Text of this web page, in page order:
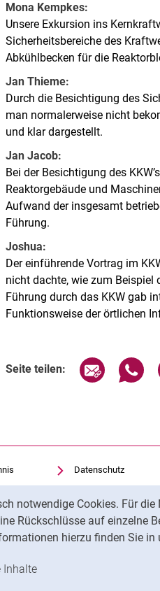
notwendige Cookies. Für
Rückschlüsse auf einzelne
hierzu finden Sie in
akzeptieren
Inhalte
Mona Kempkes:
Unsere Exkursion ins
Sicherheitsbereiche des
Abkühlbecken für die
Jan Thieme:
Durch die Besichtigung des
man normalerweise nicht
und klar dargestellt.
Jan Jacob:
Bei der Besichtigung des
Reaktorgebäude und
Aufwand der insgesamt
Führung.
Joshua:
Der einführende Vortrag im
nicht dachte, wie zum Beispiel
Führung durch das KKW gab
Funktionsweise der örtlichen
Seite teilen: Seite
Datenschutz
Barrierefreiheit
Transparenter KI-
Impressum